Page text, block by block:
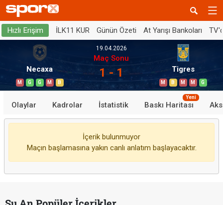
Hızlı Erişim İLK11 KUR Günün Özeti At Yarışı Bankoları
Necaxa
M G G M B
19.04.2026
Maç Sonu
1 - 1 Tigres
M B M M G
Olaylar Kadrolar İstatistik Baskı Haritası
Yeni
İçerik bulunmuyor
Maçın başlamasına yakın canlı anlatım başlayacaktır.